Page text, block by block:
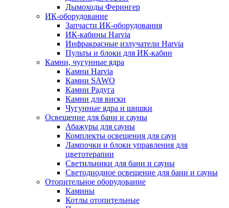
Дымоходы Ферингер
ИК-оборудование
Запчасти ИК-оборудования
ИК-кабины Harvia
Инфракрасные излучатели Harvia
Пульты и блоки для ИК-кабин
Камни, чугунные ядра
Камни Harvia
Камни SAWO
Камни Радуга
Камни для виски
Чугунные ядра и шишки
Освещение для бани и сауны
Абажуры для сауны
Комплекты освещения для саун
Лампочки и блоки управления для
цветотерапии
Светильники для бани и сауны
Светодиодное освещение для бани и сауны
Отопительное оборудование
Камины
Котлы отопительные